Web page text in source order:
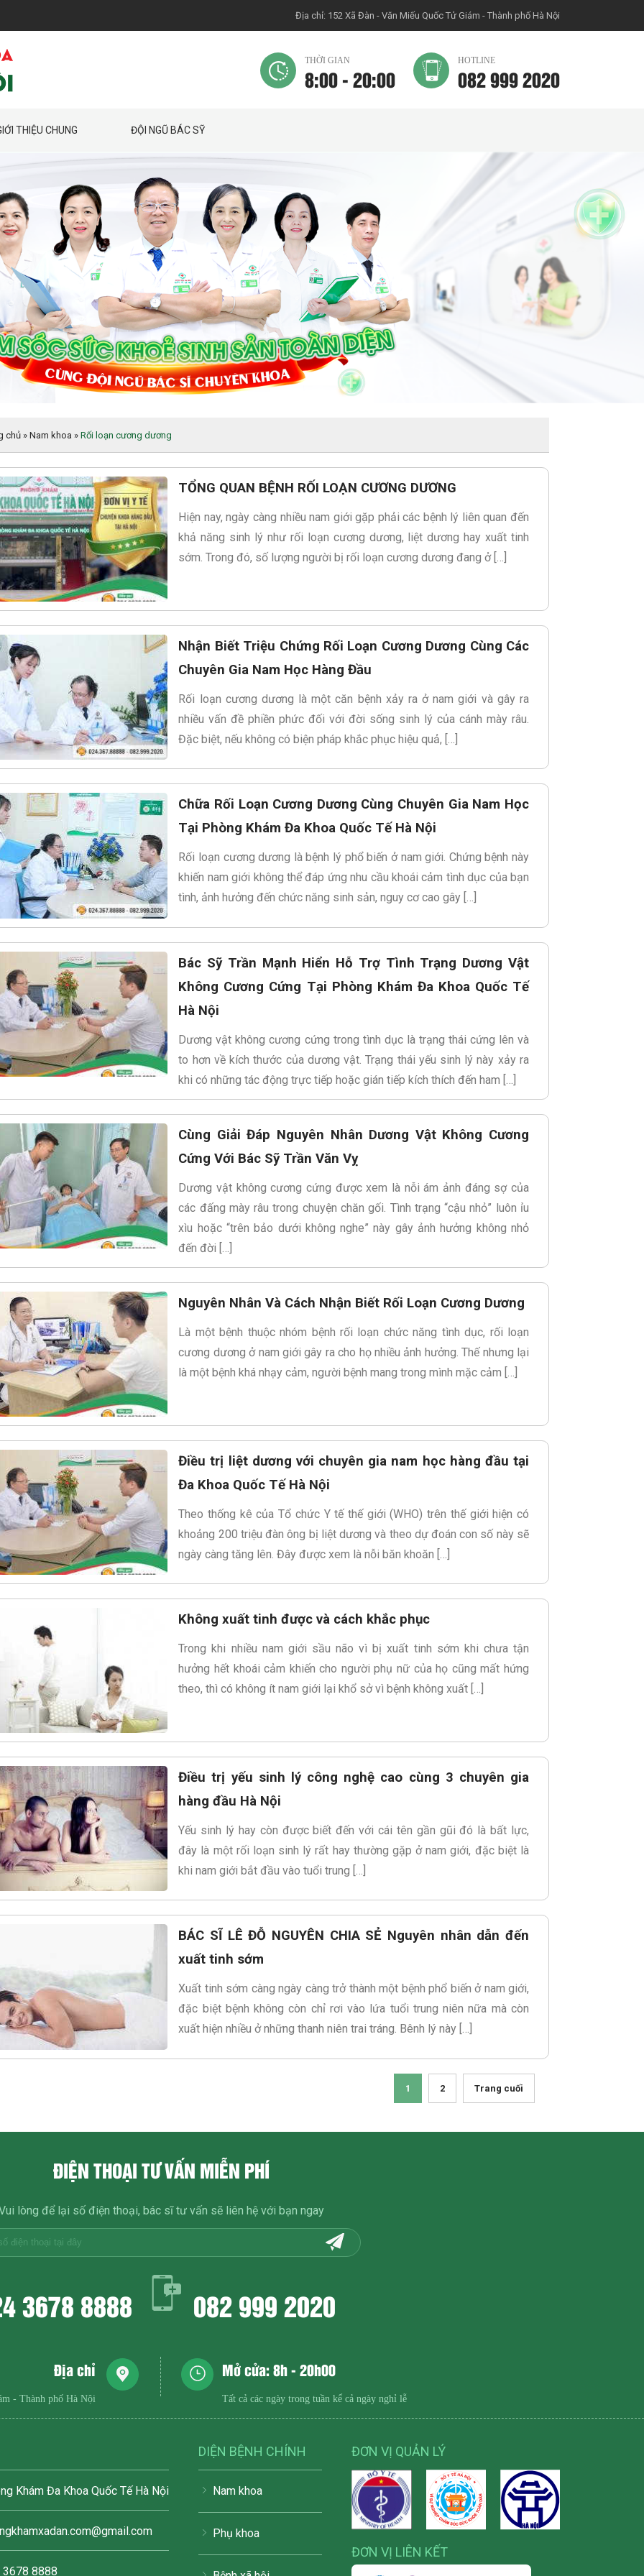
Địa chỉ: 152 Xã Đàn - Văn Miếu Quốc Tử Giám - Thành phố Hà Nội
THỜI GIAN
8:00 - 20:00
HOTLINE
082 999 2020
THIỆU CHUNG ĐỘI NGŨ BÁC SỸ
chủ» Nam khoa » Rối loạn cương dương
TỔNG QUAN BỆNH RỐI LOẠN CƯƠNG DƯƠNG
Hiện nay, ngày càng nhiều nam giới gặp phải các bệnh lý liên quan đến
khả năng sinh lý như rối loạn cương dương, liệt dương hay xuất tinh
sớm. Trong đó, số lượng người bị rối loạn cương dương đang ở […]
Nhận Biết Triệu Chứng Rối Loạn Cương Dương Cùng Các
Chuyên Gia Nam Học Hàng Đầu
Rối loạn cương dương là một căn bệnh xảy ra ở nam giới và gây ra
nhiều vấn đề phiền phức đối với đời sống sinh lý của cánh mày râu.
Đặc biệt, nếu không có biện pháp khắc phục hiệu quả, […]
Chữa Rối Loạn Cương Dương Cùng Chuyên Gia Nam Học
Tại Phòng Khám Đa Khoa Quốc Tế Hà Nội
Rối loạn cương dương là bệnh lý phổ biến ở nam giới. Chứng bệnh này
khiến nam giới không thể đáp ứng nhu cầu khoái cảm tình dục của bạn
tình, ảnh hưởng đến chức năng sinh sản, nguy cơ cao gây […]
Bác Sỹ Trần Mạnh Hiển Hỗ Trợ Tình Trạng Dương Vật
Không Cương Cứng Tại Phòng Khám Đa Khoa Quốc Tế
Hà Nội
Dương vật không cương cứng trong tình dục là trạng thái cứng lên và
to hơn về kích thước của dương vật. Trạng thái yếu sinh lý này xảy ra
khi có những tác động trực tiếp hoặc gián tiếp kích thích đến ham […]
Cùng Giải Đáp Nguyên Nhân Dương Vật Không Cương
Cứng Với Bác Sỹ Trần Văn Vỵ
Dương vật không cương cứng được xem là nỗi ám ảnh đáng sợ của
các đấng mày râu trong chuyện chăn gối. Tình trạng “cậu nhỏ” luôn ỉu
xìu hoặc “trên bảo dưới không nghe” này gây ảnh hưởng không nhỏ
đến đời […]
Nguyên Nhân Và Cách Nhận Biết Rối Loạn Cương Dương
Là một bệnh thuộc nhóm bệnh rối loạn chức năng tình dục, rối loạn
cương dương ở nam giới gây ra cho họ nhiều ảnh hưởng. Thế nhưng lại
là một bệnh khá nhạy cảm, người bệnh mang trong mình mặc cảm […]
Điều trị liệt dương với chuyên gia nam học hàng đầu tại
Đa Khoa Quốc Tế Hà Nội
Theo thống kê của Tổ chức Y tế thế giới (WHO) trên thế giới hiện có
khoảng 200 triệu đàn ông bị liệt dương và theo dự đoán con số này sẽ
ngày càng tăng lên. Đây được xem là nỗi băn khoăn […]
Không xuất tinh được và cách khắc phục
Trong khi nhiều nam giới sầu não vì bị xuất tinh sớm khi chưa tận
hưởng hết khoái cảm khiến cho người phụ nữ của họ cũng mất hứng
theo, thì có không ít nam giới lại khổ sở vì bệnh không xuất […]
Điều trị yếu sinh lý công nghệ cao cùng 3 chuyên gia
hàng đầu Hà Nội
Yếu sinh lý hay còn được biết đến với cái tên gần gũi đó là bất lực,
đây là một rối loạn sinh lý rất hay thường gặp ở nam giới, đặc biệt là
khi nam giới bắt đầu vào tuổi trung […]
BÁC SĨ LÊ ĐỖ NGUYÊN CHIA SẺ Nguyên nhân dẫn đến
xuất tinh sớm
Xuất tinh sớm càng ngày càng trở thành một bệnh phổ biến ở nam giới,
đặc biệt bệnh không còn chỉ rơi vào lứa tuổi trung niên nữa mà còn
xuất hiện nhiều ở những thanh niên trai tráng. Bênh lý này […]
1 2 Trang cuối
ĐIỆN THOẠI TƯ VẤN MIỄN PHÍ
lòng để lại số điện thoại, bác sĩ tư vấn sẽ liên hệ với bạn ngay
3678 8888 082 999 2020
Địa chỉ
- Thành phố Hà Nội
Mở cửa: 8h - 20h00
Tất cả các ngày trong tuần kể cả ngày nghỉ lễ
Khám Đa Khoa Quốc Tế Hà Nội
3678 8888
DIỆN BỆNH CHÍNH
Nam khoa
Phụ khoa
ĐƠN VỊ QUẢN LÝ
ĐƠN VỊ LIÊN KẾT